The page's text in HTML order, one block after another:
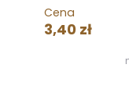
Cena
3,40 zł